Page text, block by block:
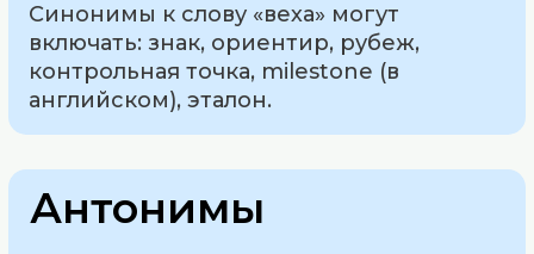
Синонимы к слову «веха» могут
включать: знак, ориентир, рубеж,
контрольная точка, milestone (в
английском), эталон.
Антонимы